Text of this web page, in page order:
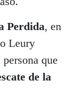
Perdida, en
Leury
que
de la